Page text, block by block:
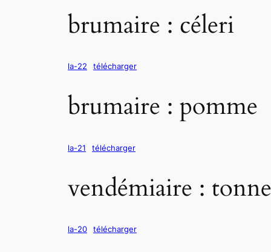
brumaire : céleri
la-22 télécharger
brumaire : pomme
la-21 télécharger
vendémiaire :
la-20 télécharger